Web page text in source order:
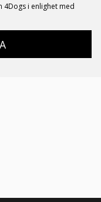
4Dogs i enlighet med